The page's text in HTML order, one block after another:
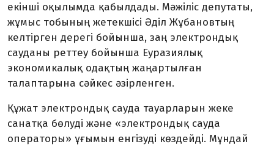
екінші оқылымда қабылдады. Мәжіліс депутаты,
жұмыс тобының жетекшісі Әділ Жұбановтың
келтірген дерегі бойынша, заң электрондық
сауданы реттеу бойынша Еуразиялық
экономикалық одақтың жаңартылған
талаптарына сәйкес әзірленген.
Құжат электрондық сауда тауарларын жеке
санатқа бөлуді және «электрондық сауда
операторы» ұғымын енгізуді көздейді. Мұндай